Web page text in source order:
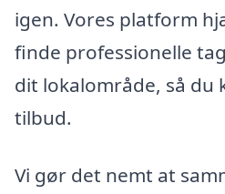
igen. Vores platform
finde professionelle
dit lokalområde, så du
tilbud.
Vi gør det nemt at